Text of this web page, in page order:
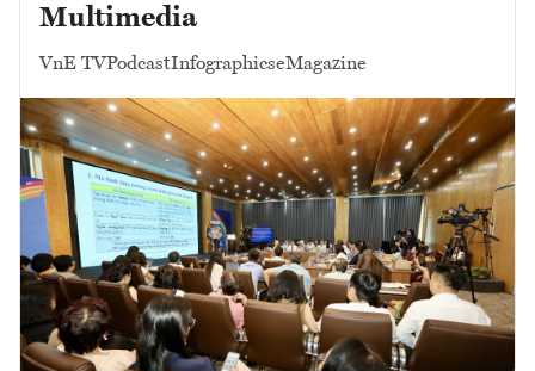
Multimedia
VnE TVPodcastInfographicseMagazine